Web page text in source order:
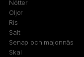
Nötter
Oljor
Ris
Salt
Senap och majonnäs
Skal